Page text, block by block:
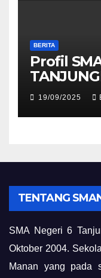
BERITA
Profil
19/09/2025
TENTANG
SMA Negeri 6
Oktober 2004.
Manan yang pada